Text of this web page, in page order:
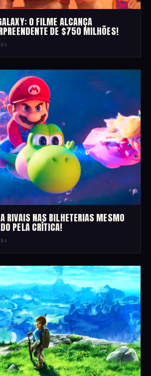
O FILME ALCANÇA
DE $750 MILHÕES!
RIVAIS NAS BILHETERIAS MESMO
PELA CRÍTICA!